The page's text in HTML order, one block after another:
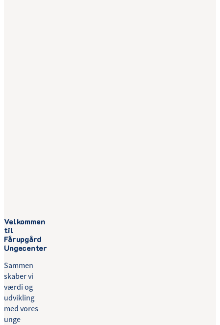
Velkommen
til
Fårupgård
Ungecenter
Sammen
skaber vi
værdi og
udvikling
med vores
unge